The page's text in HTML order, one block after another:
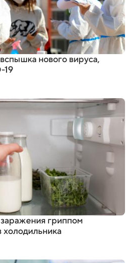
нового вируса,
19
гриппом
холодильника